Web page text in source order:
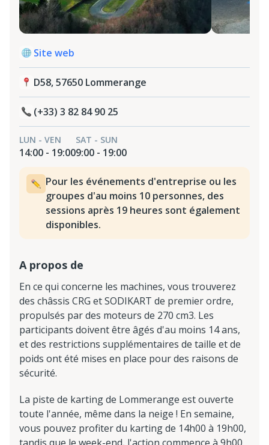
Site web
D58, 57650 Lommerange
(+33) 3 82 84 90 25
LUN - VEN
14:00 - 19:00
SAT - SUN
9:00 - 19:00
Pour les événements d'entreprise ou les
groupes d'au moins 10 personnes, des
sessions après 19 heures sont également
disponibles.
A propos de
En ce qui concerne les machines, vous trouverez
des châssis CRG et SODIKART de premier ordre,
propulsés par des moteurs de 270 cm3. Les
participants doivent être âgés d'au moins 14 ans,
et des restrictions supplémentaires de taille et de
poids ont été mises en place pour des raisons de
sécurité.
La piste de karting de Lommerange est ouverte
toute l'année, même dans la neige ! En semaine,
vous pouvez profiter du karting de 14h00 à 19h00,